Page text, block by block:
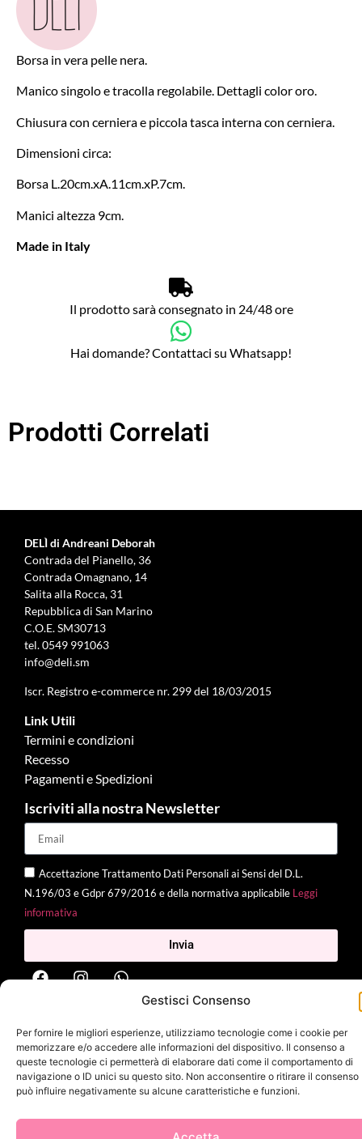
Gestisci Consenso
Per fornire le migliori esperienze, utilizziamo tecnologie come i cookie per
memorizzare e/o accedere alle informazioni del dispositivo. Il consenso a
queste tecnologie ci permetterà di elaborare dati come il comportamento di
navigazione o ID unici su questo sito. Non acconsentire o ritirare il consenso
può influire negativamente su alcune caratteristiche e funzioni.
Borsa in vera pelle nera.
Manico singolo e tracolla regolabile. Dettagli color oro.
Chiusura con cerniera e piccola tasca interna con cerniera.
Dimensioni circa:
Borsa L.20cm.xA.11cm.xP.7cm.
Manici altezza 9cm.
Made in Italy
Il prodotto sarà consegnato in 24/48 ore
Hai domande? Contattaci su Whatsapp!
Prodotti Correlati
DELÌ di Andreani Deborah
Contrada del Pianello, 36
Contrada Omagnano, 14
Salita alla Rocca, 31
Repubblica di San Marino
C.O.E. SM30713
tel.0549 991063
info@deli.sm
Iscr. Registro e-commerce nr. 299 del 18/03/2015
Link Utili
Termini e condizioni
Recesso
Pagamenti e Spedizioni
Iscriviti alla nostra Newsletter
Accettazione Trattamento Dati Personali ai Sensi del D.L.
N.196/03 e Gdpr 679/2016 e della normativa applicabile Leggi
informativa
Invia
2025 Delì | Privacy Policy Cookie Policy | Made with by
Jenny
Mina